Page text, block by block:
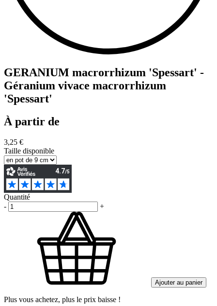
GERANIUM macrorrhizum 'Spessart' -
Géranium vivace macrorrhizum
'Spessart'
À partir de
3,25 €
Taille disponible
Quantité
-
+
Ajouter au panier
Plus vous achetez, plus le prix baisse !